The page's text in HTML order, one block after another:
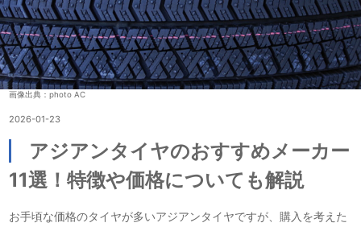
画像出典：photo AC
2026-01-23
アジアンタイヤのおすすめメーカー
11選！特徴や価格についても解説
お手頃な価格のタイヤが多いアジアンタイヤですが、購入を考えた